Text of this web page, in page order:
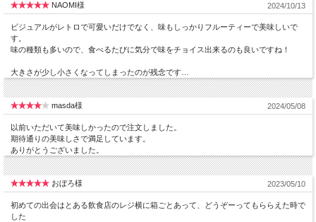
甘酸っぱ～ぃフルーツ味。食べごたえのある大きさです。
お得な50個入り。
NAOMI様 2024/10/13
ビジュアルがレトロで可愛いだけでなく、味もしっかりフルーティーで美味しいで
す。
味の種類も多いので、食べるたびに気分で味をチョイス出来るのも良いですね！
大きさが少し小さくなってしまったのが残念です…
masda様 2024/05/08
以前いただいて美味しかったので注文しました。
期待通りの美味しさで満足しています。
ありがとうございました。
おぼろ様 2023/05/10
初めての出会はとある飲食店のレジ横に箱ごとあって、どうぞーってもららえた時で
した